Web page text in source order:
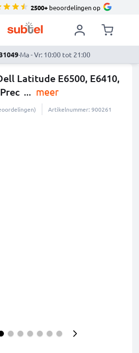
2500+beoordelingen op
·Ma - Vr: 10:00 tot 21:00
Latitude E6500, E6410,
... meer
Artikelnummer: 900261